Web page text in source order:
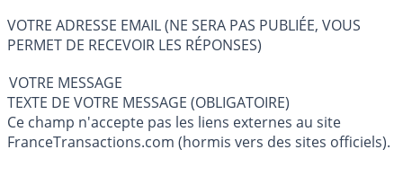
VOTRE ADRESSE EMAIL (NE SERA PAS PUBLIÉE, VOUS
PERMET DE RECEVOIR LES RÉPONSES)
VOTRE MESSAGE
TEXTE DE VOTRE MESSAGE (OBLIGATOIRE)
Ce champ n'accepte pas les liens externes au site
FranceTransactions.com (hormis vers des sites officiels).